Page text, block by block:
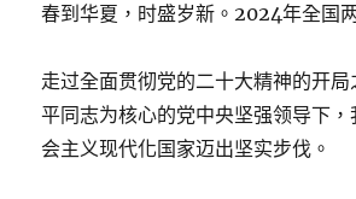
春到华夏，时盛岁新。2024年全国
走过全面贯彻党的二十大精神的开
平同志为核心的党中央坚强领导下
会主义现代化国家迈出坚实步伐。